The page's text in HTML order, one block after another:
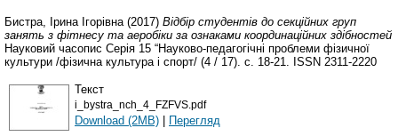
Бистра, Ірина Ігорівна (2017) Відбір студентів до секційних груп
занять з фітнесу та аеробіки за ознаками координаційних здібностей
Науковий часопис Серія 15 “Науково-педагогічні проблеми фізичної
культури /фізична культура і спорт/ (4 / 17). с. 18-21. ISSN 2311-2220
Текст
i_bystra_nch_4_FZFVS.pdf
Download (2MB) | Перегляд